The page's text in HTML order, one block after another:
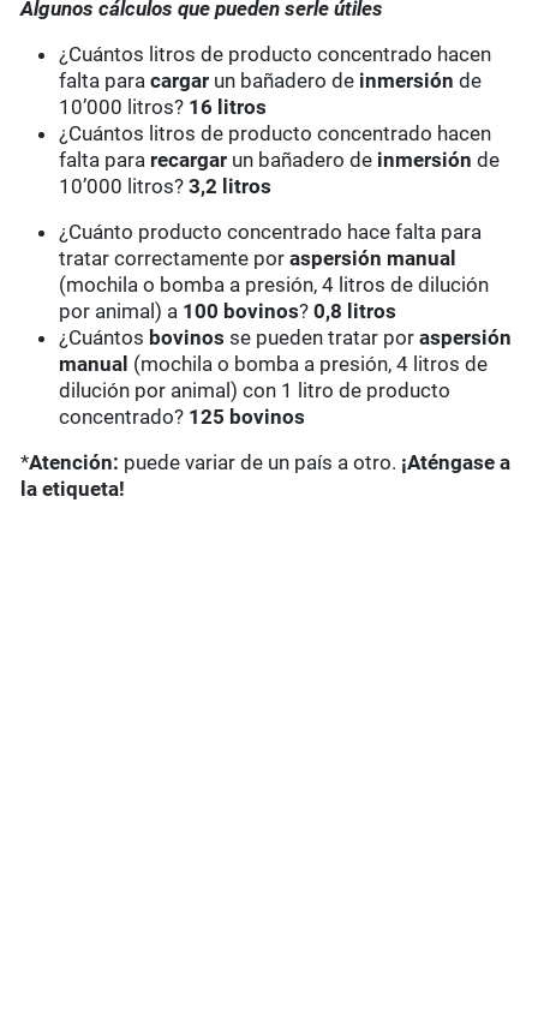
Algunos cálculos que pueden serle útiles
¿Cuántos litros de producto concentrado hacen
falta paracargar un bañadero de inmersión de
10’000 litros? 16 litros
¿Cuántos litros de producto concentrado hacen
falta para recargar un bañadero de inmersión de
10’000 litros?3,2 litros
¿Cuánto producto concentrado hace falta para
tratar correctamente poraspersión manual
(mochila o bomba a presión, 4 litros de dilución
por animal) a 100 bovinos? 0,8 litros
¿Cuántos bovinos se pueden tratar poraspersión
manual (mochila o bomba a presión, 4 litros de
dilución por animal) con 1 litro de producto
concentrado? 125 bovinos
*Atención: puede variar de un país a otro. ¡Aténgase a
la etiqueta!